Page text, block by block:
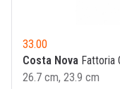
33.00
Costa Nova Fattoria
26.7 cm, 23.9 cm